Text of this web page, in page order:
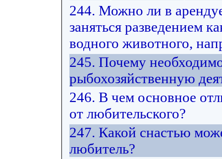
244. Можно ли в
заняться разведением
водного животного,
245. Почему
рыбохозяйственную
246. В чем основное
от любительского?
247. Какой снастью
любитель?